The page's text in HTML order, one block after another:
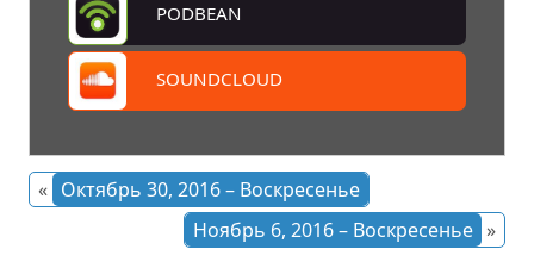
PODBEAN
SOUNDCLOUD
« Октябрь 30, 2016 – Воскресенье
Ноябрь 6, 2016 – Воскресенье »